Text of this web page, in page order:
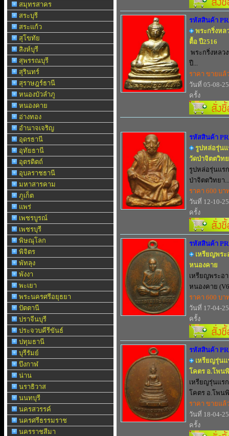
สมุทรสาคร
สระบุรี
สระแก้ว
สุโขทัย
สิงห์บุรี
สุพรรณบุรี
สุรินทร์
สุราษฎร์ธานี
หนองบัวลำภู
หนองคาย
อ่างทอง
อำนาจเจริญ
อุดรธานี
อุทัยธานี
อุตรดิตถ์
อุบลราชธานี
มหาสารคาม
ภูเก็ต
แพร่
เพชรบูรณ์
เพชรบุรี
พิษณุโลก
พิจิตร
พัทลุง
พังงา
พะเยา
พระนครศรีอยุธยา
ปัตตานี
ปราจีนบุรี
ประจวบคีรีขันธ์
ปทุมธานี
บุรีรัมย์
บึงกาฬ
น่าน
นราธิวาส
นนทบุรี
นครสวรรค์
นครศรีธรรมราช
นครราชสีมา
รหัสสินค้า
พระกริ่งหล
ตื้อ ปี2516
พระกริ่งหลว
ปี...
ราคา ขายแล้
วันที่ 05-08-
ครั้ง
รหัสสินค้า
รูปหล่อรุ่นแ
วัดป่าจิตตวิท
รูปหล่อรุ่นแร
ป่าจิตตวิทยา...
ราคา 600 บา
วันที่ 12-10-
ครั้ง
รหัสสินค้า
เหรียญพร
หนองคาย
เหรียญพระอ
หนองคาย
ราคา 600 บา
วันที่ 17-04-
ครั้ง
รหัสสินค้า
เหรียญรุ่น
โคตร อ.โพน
เหรียญรุ่นแร
โคตร อ.โพน
ราคา ขายแล้
วันที่ 18-04-
ครั้ง